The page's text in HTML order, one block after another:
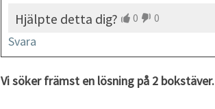
Hjälpte detta dig? 0 0
Svara
Vi söker främst en lösning på 2 bokstäver.